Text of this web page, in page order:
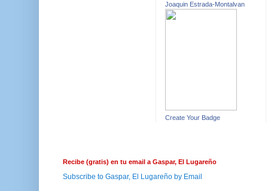
Joaquin Estrada-Montalvan
Create Your Badge
Recibe (gratis) en tu email a Gaspar, El Lugareño
Subscribe to Gaspar, El Lugareño by Email